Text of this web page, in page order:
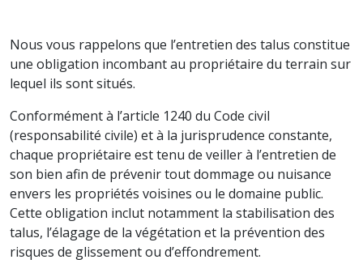
Nous vous rappelons que l’entretien des talus constitue
une obligation incombant au propriétaire du terrain sur
lequel ils sont situés.
Conformément à l’article 1240 du Code civil
(responsabilité civile) et à la jurisprudence constante,
chaque propriétaire est tenu de veiller à l’entretien de
son bien afin de prévenir tout dommage ou nuisance
envers les propriétés voisines ou le domaine public.
Cette obligation inclut notamment la stabilisation des
talus, l’élagage de la végétation et la prévention des
risques de glissement ou d’effondrement.